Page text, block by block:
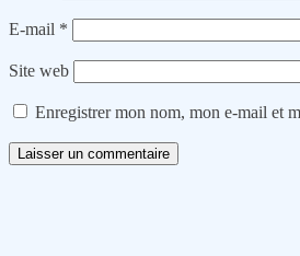
E-mail *
Site web
Enregistrer mon nom, mon e-mail et